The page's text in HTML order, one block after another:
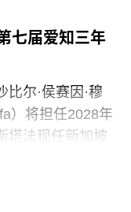
七届爱知三年
尔·侯赛因·穆
）将担任2028年
塔法现任新加坡
年展带来崭新